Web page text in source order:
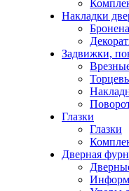
Накладки
Задвижки,
Глазки
Глазки
Дверная